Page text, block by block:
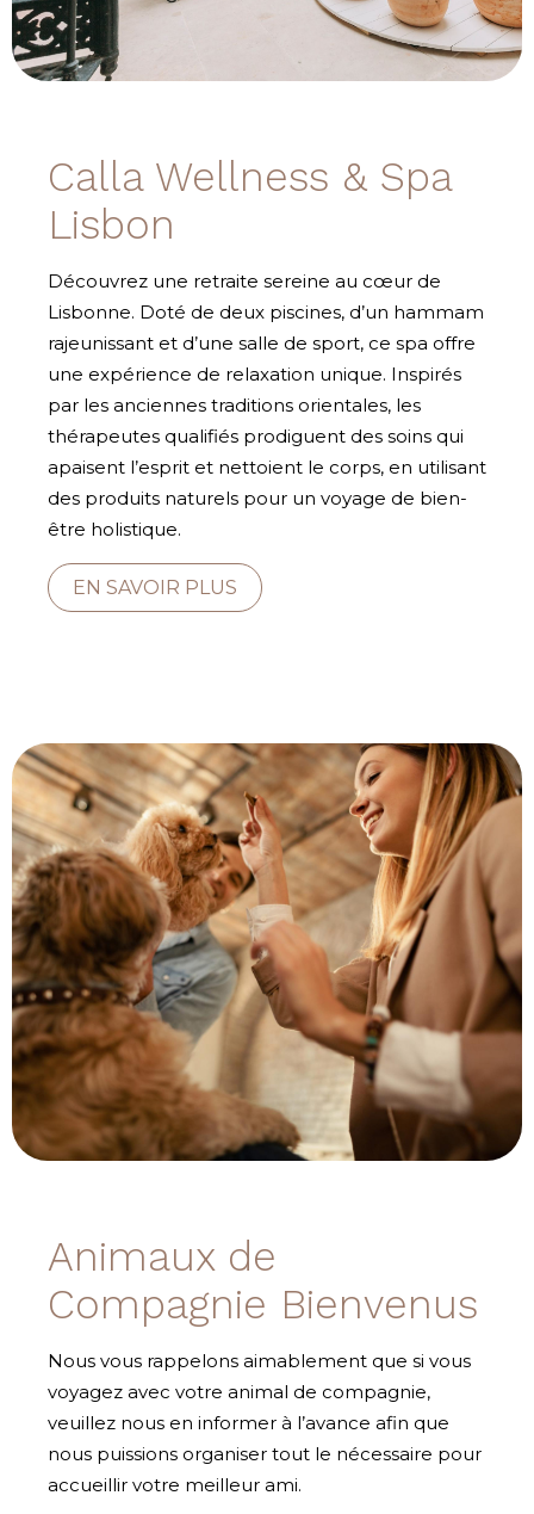
Calla Wellness & Spa
Lisbon
Découvrez une retraite sereine au cœur de
Lisbonne. Doté de deux piscines, d’un hammam
rajeunissant et d’une salle de sport, ce spa offre
une expérience de relaxation unique. Inspirés
par les anciennes traditions orientales, les
thérapeutes qualifiés prodiguent des soins qui
apaisent l’esprit et nettoient le corps, en utilisant
des produits naturels pour un voyage de bien-
être holistique.
EN SAVOIR PLUS
Animaux de
Compagnie Bienvenus
Nous vous rappelons aimablement que si vous
voyagez avec votre animal de compagnie,
veuillez nous en informer à l’avance afin que
nous puissions organiser tout le nécessaire pour
accueillir votre meilleur ami.